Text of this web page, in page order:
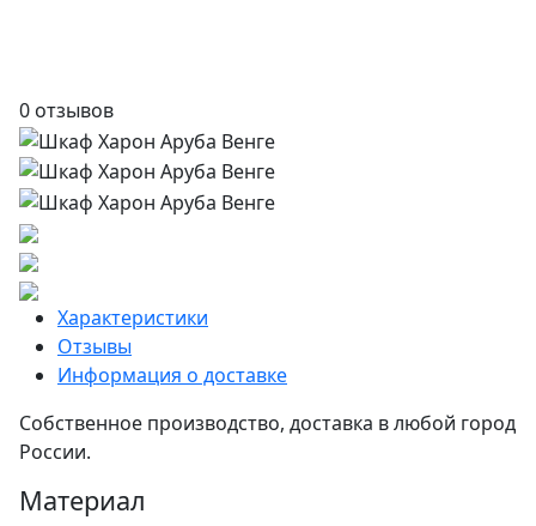
0 отзывов
Характеристики
Отзывы
Информация о доставке
Собственное производство, доставка в любой город
России.
Материал